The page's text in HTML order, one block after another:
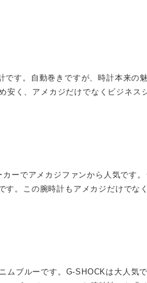
す。自動巻きですが、時計本来の
く、アメカジだけでなくビジネス
ーでアメカジファンから人気です
。この腕時計もアメカジだけでな
ブルーです。G-SHOCKは大人気